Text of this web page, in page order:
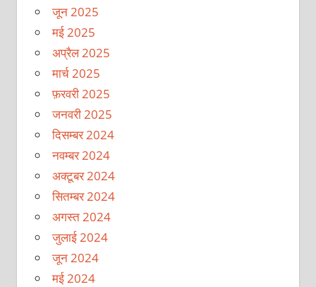
जून 2025
मई 2025
अप्रैल 2025
मार्च 2025
फ़रवरी 2025
जनवरी 2025
दिसम्बर 2024
नवम्बर 2024
अक्टूबर 2024
सितम्बर 2024
अगस्त 2024
जुलाई 2024
जून 2024
मई 2024